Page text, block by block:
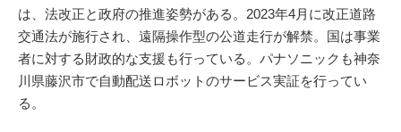
は、法改正と政府の推進姿勢がある。2023年4月に改正道路
交通法が施行され、遠隔操作型の公道走行が解禁。国は事業
者に対する財政的な支援も行っている。パナソニックも神奈
川県藤沢市で自動配送ロボットのサービス実証を行ってい
る。